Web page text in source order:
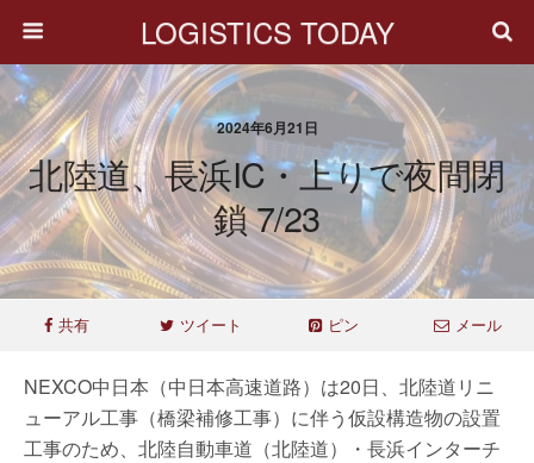
LOGISTICS TODAY
2024年6月21日
北陸道、長浜IC・上りで夜間閉
鎖 7/23
共有 ツイート ピン メール
NEXCO中日本（中日本高速道路）は20日、北陸道リニ
ューアル工事（橋梁補修工事）に伴う仮設構造物の設置
工事のため、北陸自動車道（北陸道）・長浜インターチ